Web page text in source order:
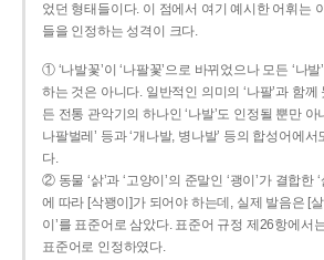
었던 형태들이다. 이 점에서 여기 예시한 어휘는
들을 인정하는 성격이 크다.
① ‘나발꽃’이 ‘나팔꽃’으로 바뀌었으나 모든 ‘나발
하는 것은 아니다. 일반적인 의미의 ‘나팔’과 함
든 전통 관악기의 하나인 ‘나발’도 인정될 뿐만 아
나팔벌레’ 등과 ‘개나발, 병나발’ 등의 합성어에
다.
② 동물 ‘삵’과 ‘고양이’의 준말인 ‘괭이’가 결합한
에 따라 [삭꽹이]가 되어야 하는데, 실제 발음은 [
이’를 표준어로 삼았다. 표준어 규정 제26항에서는
표준어로 인정하였다.